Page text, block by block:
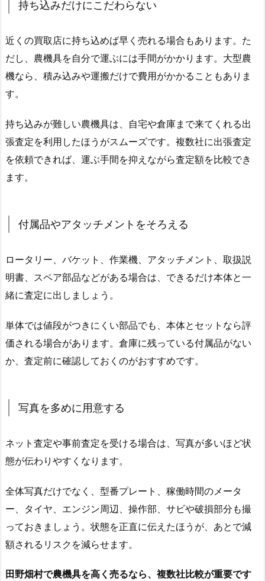
持ち込みだけにこだわらない
近くの買取店に持ち込めば早く売れる場合もあります。た
だし、農機具を自分で運ぶには手間がかかります。大型農
機なら、積み込みや運搬だけで費用がかかることもありま
す。
持ち込みが難しい農機具は、自宅や倉庫まで来てくれる出
張査定を利用したほうがスムーズです。複数社に出張査定
を依頼できれば、運ぶ手間を抑えながら査定額を比較でき
ます。
付属品やアタッチメントをそろえる
ロータリー、バケット、作業機、アタッチメント、取扱説
明書、スペア部品などがある場合は、できるだけ本体と一
緒に査定に出しましょう。
単体では値段がつきにくい部品でも、本体とセットなら評
価される場合があります。倉庫に残っている付属品がない
か、査定前に確認しておくのがおすすめです。
写真を多めに用意する
ネット査定や事前査定を受ける場合は、写真が多いほど状
態が伝わりやすくなります。
全体写真だけでなく、型番プレート、稼働時間のメータ
ー、タイヤ、エンジン周辺、操作部、サビや破損部分も撮
っておきましょう。状態を正直に伝えたほうが、あとで減
額されるリスクを減らせます。
田野畑村で農機具を高く売るなら、複数社比較が重要です